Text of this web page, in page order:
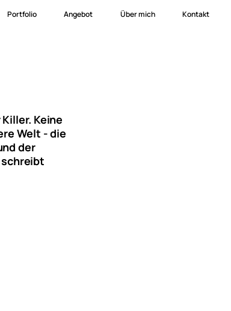
Portfolio Angebot Über mich Kontakt
Keine
Welt - die
der
schreibt